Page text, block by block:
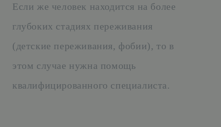
Если же человек находится на более
глубоких стадиях переживания
(детские переживания, фобии), то в
этом случае нужна помощь
квалифицированного специалиста.